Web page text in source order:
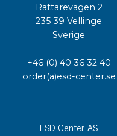
Rättarevägen 2
235 39 Vellinge
Sverige
+46 (0) 40 36 32 40
order(a)esd-center.se
ESD Center AS